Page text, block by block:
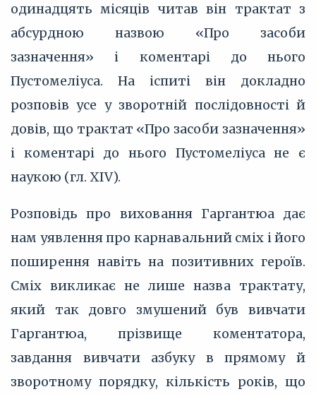
одинадцять місяців читав він трактат з
абсурдною назвою «Про засоби
зазначення» і коментарі до нього
Пустомеліуса. На іспиті він докладно
розповів усе у зворотній послідовності й
довів, що трактат «Про засоби зазначення»
і коментарі до нього Пустомеліуса не є
наукою (гл. XIV).
Розповідь про виховання Гаргантюа дає
нам уявлення про карнавальний сміх і його
поширення навіть на позитивних героїв.
Сміх викликає не лише назва трактату,
який так довго змушений був вивчати
Гаргантюа, прізвище коментатора,
завдання вивчати азбуку в прямому й
зворотному порядку, кількість років, що